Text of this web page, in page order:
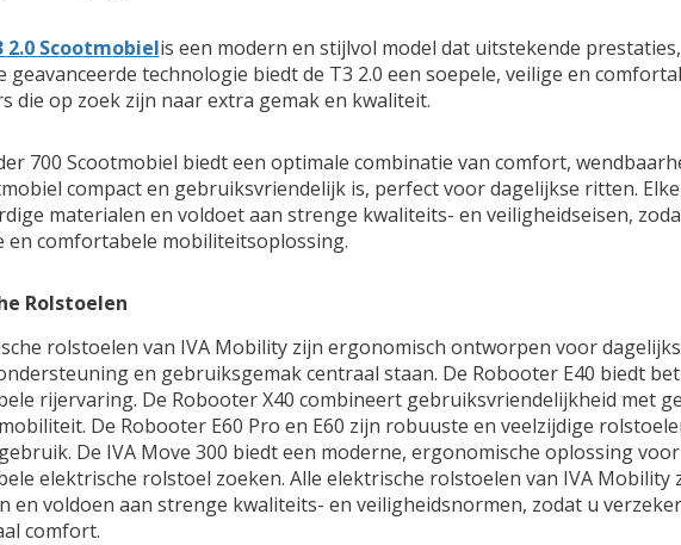
2.0 Scootmobielis een modern en stijlvol model dat uitstekende
geavanceerde technologie biedt de T3 2.0 een soepele, veilige en
die op zoek zijn naar extra gemak en kwaliteit.
700 Scootmobiel biedt een optimale combinatie van comfort,
compact en gebruiksvriendelijk is, perfect voor dagelijkse ritten.
materialen en voldoet aan strenge kwaliteits- en veiligheidseisen,
en comfortabele mobiliteitsoplossing.
Rolstoelen
rolstoelen van IVA Mobility zijn ergonomisch ontworpen voor
en gebruiksgemak centraal staan. De Robooter E40 biedt
rijervaring. De Robooter X40 combineert gebruiksvriendelijkheid met
De Robooter E60 Pro en E60 zijn robuuste en veelzijdige
De IVA Move 300 biedt een moderne, ergonomische oplossing
elektrische rolstoel zoeken. Alle elektrische rolstoelen van IVA
en voldoen aan strenge kwaliteits- en veiligheidsnormen, zodat u
comfort.